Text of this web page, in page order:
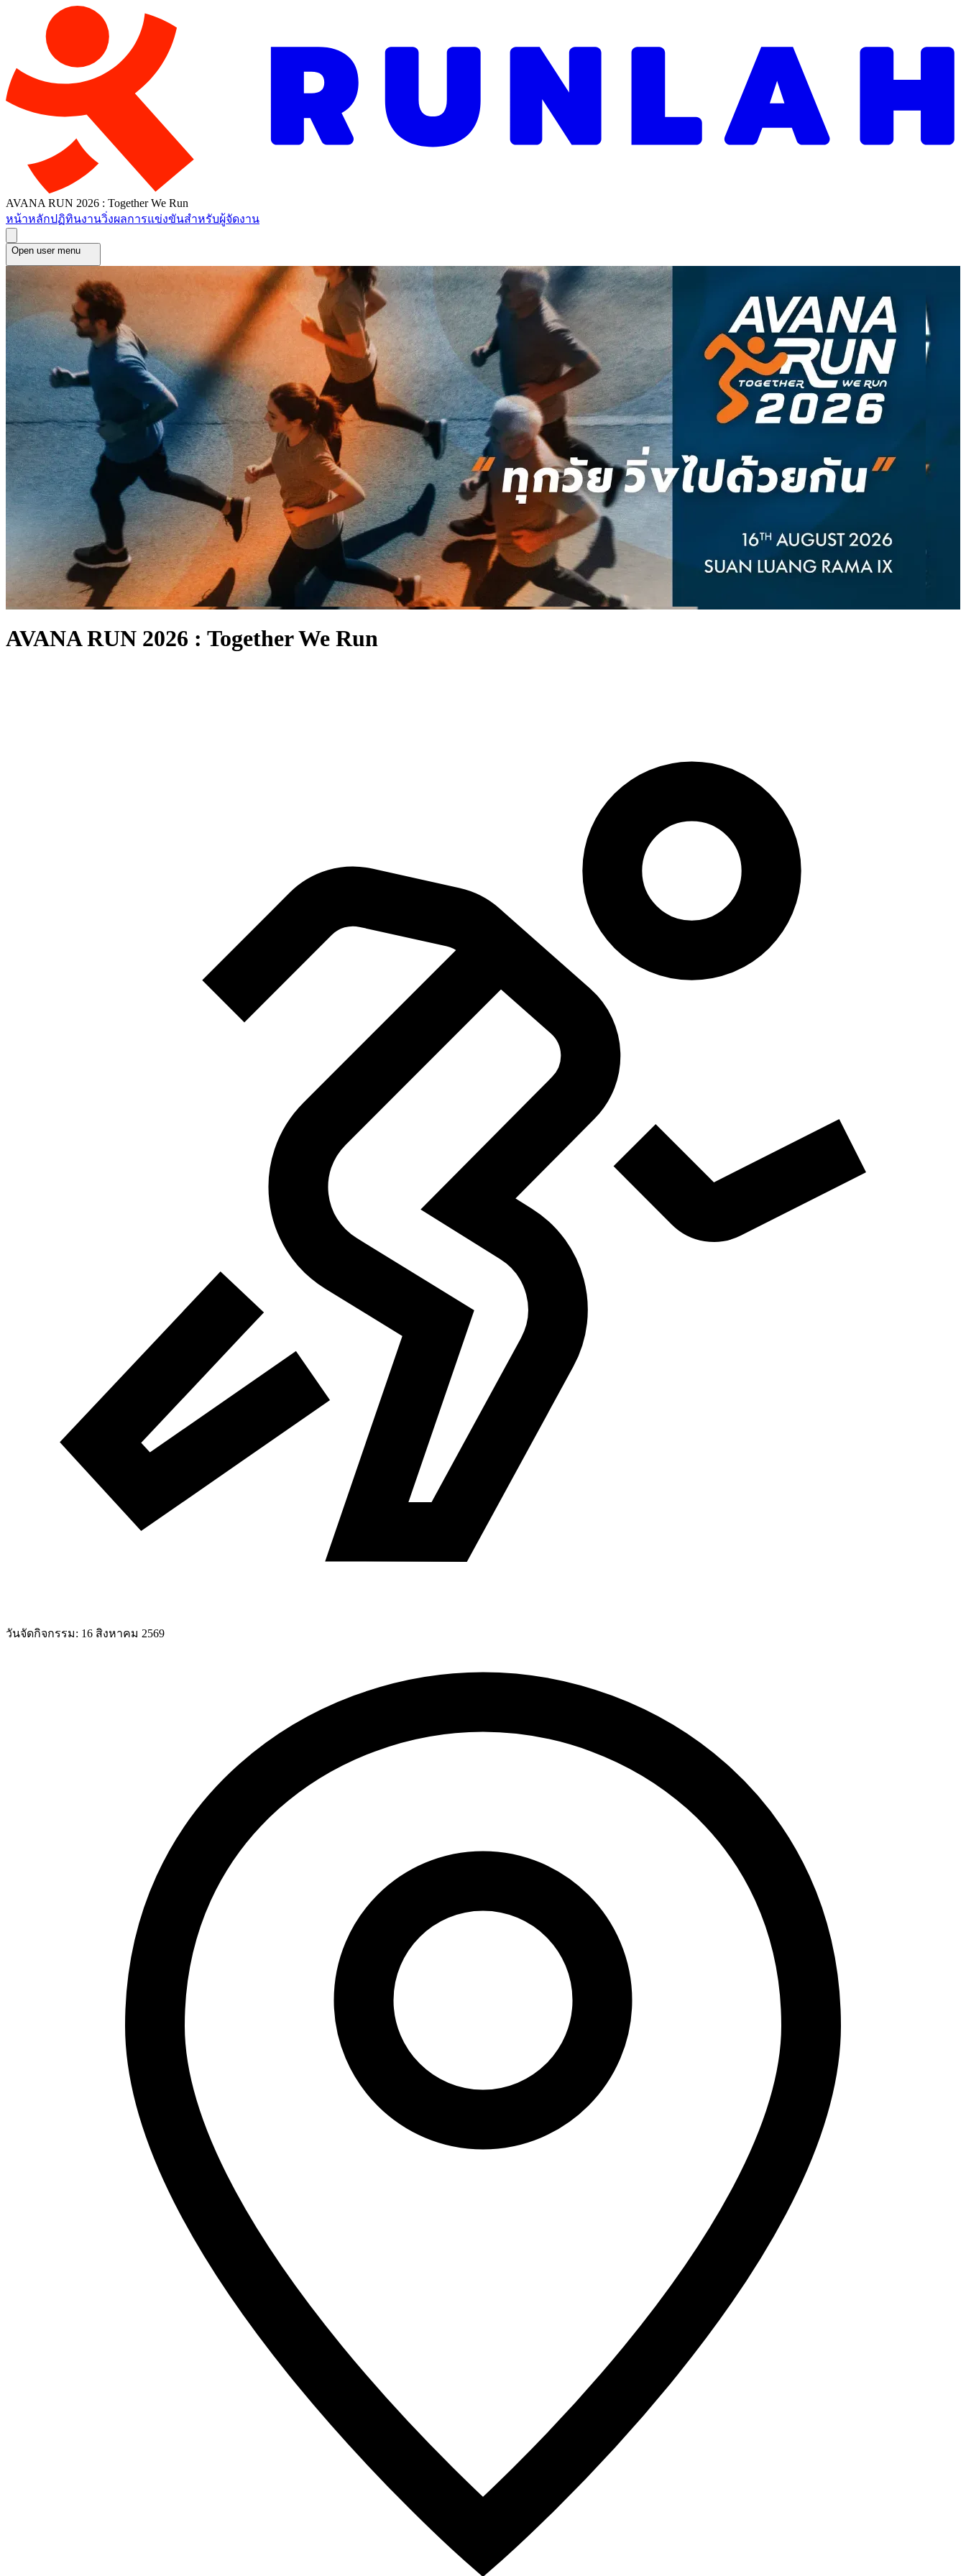
AVANA RUN 2026 : Together We Run
หน้าหลักปฏิทินงานวิ่งผลการแข่งขันสำหรับผู้จัดงาน
Open user menu
AVANA RUN 2026 : Together We Run
วันจัดกิจกรรม: 16 สิงหาคม 2569